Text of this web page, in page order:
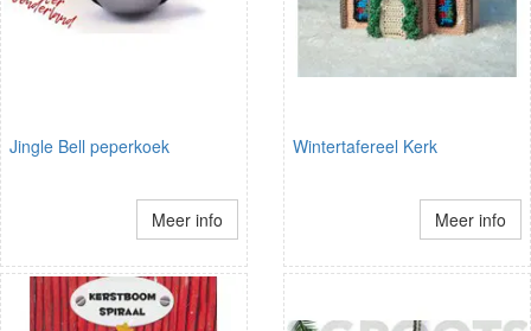
Jingle Bell peperkoek
Meer info
Wintertafereel Kerk
Meer info